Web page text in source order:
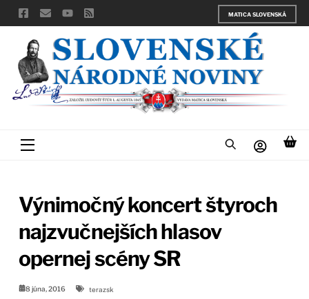
Skip
to
content
MATICA SLOVENSKÁ
Menu
Výnimočný koncert štyroch
najzvučnejších hlasov
opernej scény SR
8 júna, 2016 terazsk